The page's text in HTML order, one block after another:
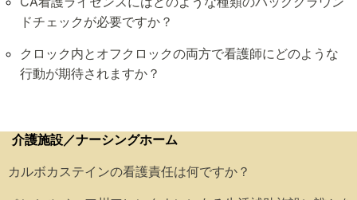
ドチェックが必要ですか？
クロック内とオフクロックの両方で看護師にどのような
行動が期待されますか？
介護施設／ナーシングホーム
カルボカステインの看護責任は何ですか？